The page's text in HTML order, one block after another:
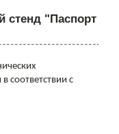
"Паспорт
соответствии с